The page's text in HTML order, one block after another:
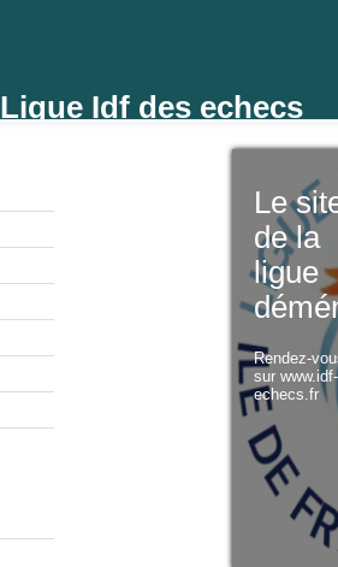
Ligue Idf des echecs
Le
de la
ligue
Rendez-
sur
echecs.fr